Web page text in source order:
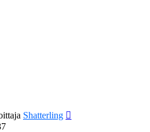
Shatterling